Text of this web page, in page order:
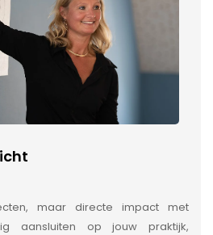
maar directe impact met
aansluiten op jouw praktijk,